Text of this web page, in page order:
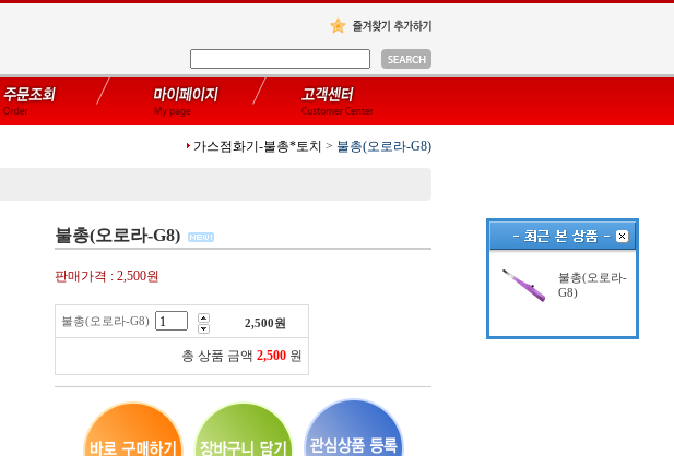
가스점화기-불총*토치 > 불총(오로라-G8)
불총(오로라-G8)
판매가격 : 2,500원
불총(오로라-G8) 2,500원
총 상품 금액 2,500 원
불총(오로라-
G8)